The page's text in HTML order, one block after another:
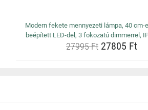
Modern fekete mennyezeti lámpa, 40 cm-
beépített LED-del, 3 fokozatú dimmerrel,
27995 Ft27805 Ft